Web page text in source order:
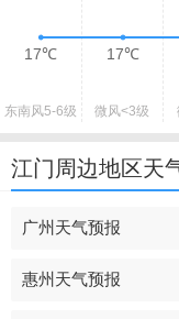
东南风5-6级 微风<3级
17℃ 17℃
江门周边地区天
广州天气预报
惠州天气预报